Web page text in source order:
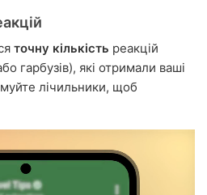
точну кількість реакцій
гарбузів), які отримали ваші
лічильники, щоб